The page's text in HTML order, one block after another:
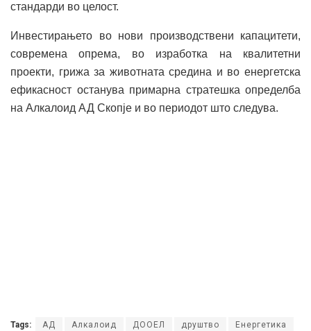
стандарди во целост.
Инвестирањето во нови производствени капацитети,
современа опрема, во изработка на квалитетни
проекти, грижа за животната средина и во енергетска
ефикасност останува примарна стратешка определба
на Алкалоид АД Скопје и во периодот што следува.
Tags: АД Алкалоид ДООЕЛ друштво Енергетика